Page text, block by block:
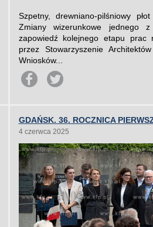
Szpetny, drewniano-pilśniowy
Zmiany wizerunkowe jednego
zapowiedź kolejnego etapu prac
przez Stowarzyszenie
Wniosków...
GDAŃSK. 36. ROCZNICA
4 czerwca 2025